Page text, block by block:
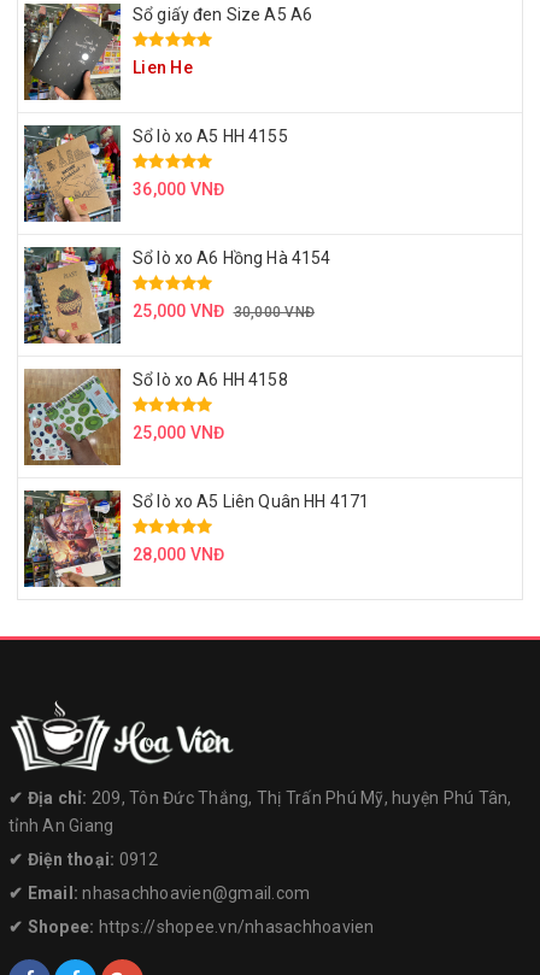
Sổ giấy đen Size A5 A6
Lien He
Sổ lò xo A5 HH 4155
36,000 VNĐ
Sổ lò xo A6 Hồng Hà 4154
25,000 VNĐ 30,000 VNĐ
Sổ lò xo A6 HH 4158
25,000 VNĐ
Sổ lò xo A5 Liên Quân HH 4171
28,000 VNĐ
✔︎ Địa chỉ: 209, Tôn Đức Thắng, Thị Trấn Phú Mỹ, huyện Phú Tân,
tỉnh An Giang
✔︎ Điện thoại: 0912
✔︎ Email:nhasachhoavien@gmail.com
✔︎ Shopee: https://shopee.vn/nhasachhoavien